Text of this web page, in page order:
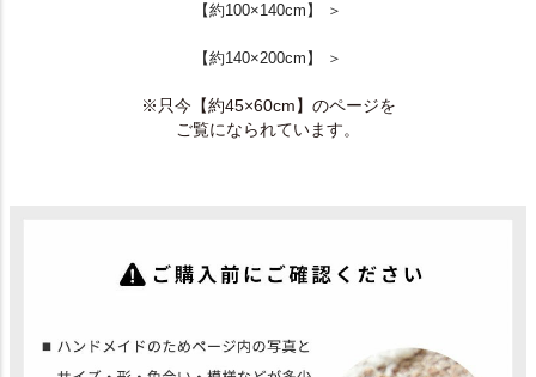
【約100×140cm】 ＞
【約140×200cm】 ＞
※只今【約45×60cm】のページを
ご覧になられています。